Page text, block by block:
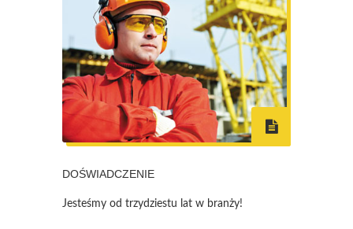
DOŚWIADCZENIE
Jesteśmy od trzydziestu lat w branży!